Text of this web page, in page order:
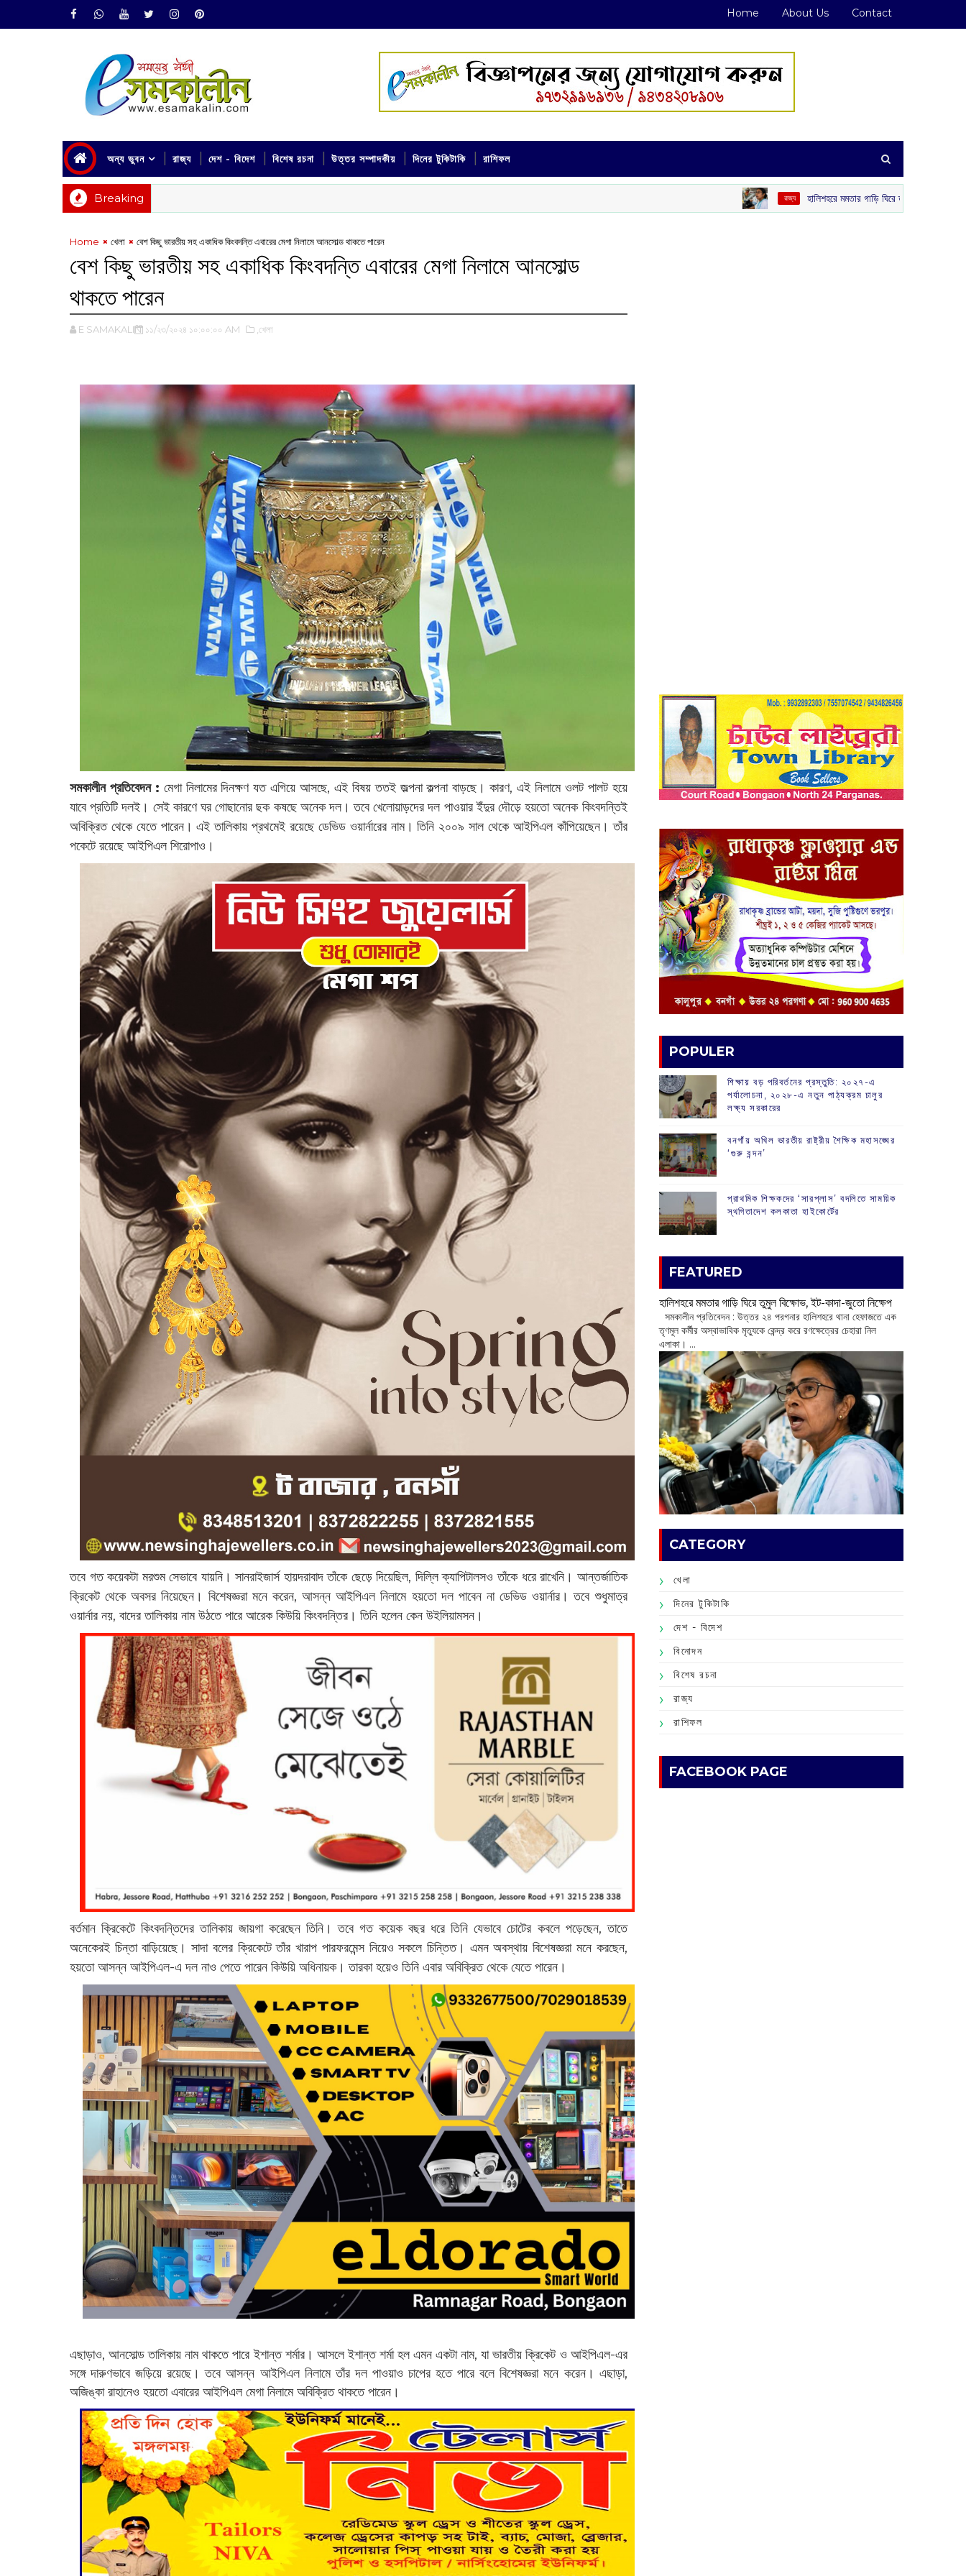
Home About Us Contact
অন্য ভুবন রাজ্য দেশ - বিদেশ বিশেষ রচনা উত্তর সম্পাদকীয় দিনের টুকিটাকি রাশিফল
Breaking হালিশহরে মমতার গাড়ি ঘিরে তুমুল বিক্ষোভ, ইট-কাদা-জুতো নিক্ষেপ
Home খেলা বেশ কিছু ভারতীয় সহ একাধিক কিংবদন্তি এবারের মেগা নিলামে আনসোল্ড থাকতে পারেন
বেশ কিছু ভারতীয় সহ একাধিক কিংবদন্তি এবারের মেগা নিলামে আনসোল্ড
থাকতে পারেন
E SAMAKALIN ১১/২৩/২০২৪ ১০:০০:০০ AM ,খেলা
সমকালীন প্রতিবেদন : ‌মেগা নিলামের দিনক্ষণ যত এগিয়ে আসছে, এই বিষয় ততই জল্পনা কল্পনা বাড়ছে। কারণ, এই নিলামে ওলট পালট হয়ে
যাবে প্রতিটি দলই। সেই কারণে ঘর গোছানোর ছক কষছে অনেক দল। তবে খেলোয়াড়দের দল পাওয়ার ইঁদুর দৌড়ে হয়তো অনেক কিংবদন্তিই
অবিক্রিত থেকে যেতে পারেন। এই তালিকায় প্রথমেই রয়েছে ডেভিড ওয়ার্নারের নাম। তিনি ২০০৯ সাল থেকে আইপিএল কাঁপিয়েছেন। তাঁর
পকেটে রয়েছে আইপিএল শিরোপাও।
তবে গত কয়েকটা মরশুম সেভাবে যায়নি। সানরাইজার্স হায়দরাবাদ তাঁকে ছেড়ে দিয়েছিল, দিল্লি ক্যাপিটালসও তাঁকে ধরে রাখেনি। আন্তর্জাতিক
ক্রিকেট থেকে অবসর নিয়েছেন। বিশেষজ্ঞরা মনে করেন, আসন্ন আইপিএল নিলামে হয়তো দল পাবেন না ডেভিড ওয়ার্নার। তবে শুধুমাত্র
ওয়ার্নার নয়, বাদের তালিকায় নাম উঠতে পারে আরেক কিউয়ি কিংবদন্তির। তিনি হলেন কেন উইলিয়ামসন।
বর্তমান ক্রিকেটে কিংবদন্তিদের তালিকায় জায়গা করেছেন তিনি। তবে গত কয়েক বছর ধরে তিনি যেভাবে চোটের কবলে পড়েছেন, তাতে
অনেকেরই চিন্তা বাড়িয়েছে। সাদা বলের ক্রিকেটে তাঁর খারাপ পারফরমেন্স নিয়েও সকলে চিন্তিত। এমন অবস্থায় বিশেষজ্ঞরা মনে করছেন,
হয়তো আসন্ন আইপিএল-এ দল নাও পেতে পারেন কিউয়ি অধিনায়ক। তারকা হয়েও তিনি এবার অবিক্রিত থেকে যেতে পারেন।
এছাড়াও, আনসোল্ড তালিকায় নাম থাকতে পারে ইশান্ত শর্মার। আসলে ইশান্ত শর্মা হল এমন একটা নাম, যা ভারতীয় ক্রিকেট ও আইপিএল-এর
সঙ্গে দারুণভাবে জড়িয়ে রয়েছে। তবে আসন্ন আইপিএল নিলামে তাঁর দল পাওয়াও চাপের হতে পারে বলে বিশেষজ্ঞরা মনে করেন। এছাড়া,
অজিঙ্কা রাহানেও হয়তো এবারের আইপিএল মেগা নিলামে অবিক্রিত থাকতে পারেন।
POPULER
শিক্ষায় বড় পরিবর্তনের প্রস্তুতি: ২০২৭-এ
পর্যালোচনা, ২০২৮-এ নতুন পাঠ্যক্রম চালুর
লক্ষ্য সরকারের
বনগাঁয় অখিল ভারতীয় রাষ্ট্রীয় শৈক্ষিক মহাসঙ্ঘের
‘গুরু বন্দন’
প্রাথমিক শিক্ষকদের ‘সারপ্লাস’ বদলিতে সাময়িক
স্থগিতাদেশ কলকাতা হাইকোর্টের
FEATURED
হালিশহরে মমতার গাড়ি ঘিরে তুমুল বিক্ষোভ, ইট-কাদা-জুতো নিক্ষেপ
সমকালীন প্রতিবেদন : উত্তর ২৪ পরগনার হালিশহরে থানা হেফাজতে এক
তৃণমূল কর্মীর অস্বাভাবিক মৃত্যুকে কেন্দ্র করে রণক্ষেত্রের চেহারা নিল
এলাকা। ...
CATEGORY
খেলা
দিনের টুকিটাকি
দেশ - বিদেশ
বিনোদন
বিশেষ রচনা
রাজ্য
রাশিফল
FACEBOOK PAGE